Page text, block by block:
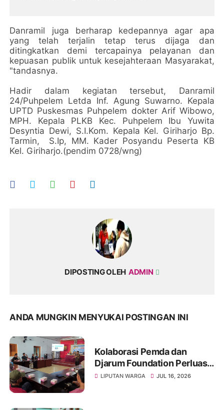
Danramil juga berharap kedepannya agar apa
yang telah terjalin tetap terus dijaga dan
ditingkatkan demi tercapainya pelayanan dan
kepuasan publik untuk kesejahteraan Masyarakat,
"tandasnya.
Hadir dalam kegiatan tersebut, Danramil
24/Puhpelem Letda Inf. Agung Suwarno. Kepala
UPTD Puskesmas Puhpelem dokter Arif Wibowo,
MPH. Kepala PLKB Kec. Puhpelem Ibu Yuwita
Desyntia Dewi, S.I.Kom. Kepala Kel. Giriharjo Bp.
Tarmin, S.Ip, MM. Kader Posyandu Peserta KB
Kel. Giriharjo.(pendim 0728/wng)
DIPOSTING OLEH ADMIN
ANDA MUNGKIN MENYUKAI POSTINGAN INI
Kolaborasi Pemda dan
Djarum Foundation Perluas
Akses Sanitasi Layak di
LIPUTAN WARGA JUL 16, 2026